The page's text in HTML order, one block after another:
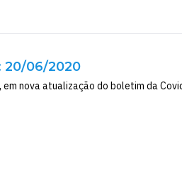
20/06/2020
nova atualização do boletim da